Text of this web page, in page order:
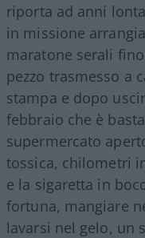
riporta ad anni
in missione
maratone serali
pezzo trasmesso a
stampa e dopo
febbraio che è
supermercato
tossica, chilometri
e la sigaretta in
fortuna, mangiare
lavarsi nel gelo, un